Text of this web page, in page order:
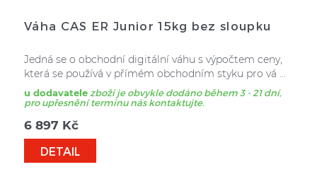
Váha CAS ER Junior 15kg bez sloupku
Jedná se o obchodní digitální váhu s výpočtem ceny,
která se používá v přímém obchodním styku pro vá ...
u dodavatele zboží je obvykle dodáno během 3 - 21 dní,
pro upřesnění termínu nás kontaktujte.
6 897 Kč
DETAIL